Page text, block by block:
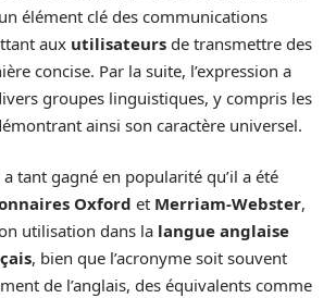
élément clé des communications
aux utilisateurs de transmettre des
concise. Par la suite, l’expression a
groupes linguistiques, y compris les
ainsi son caractère universel.
a tant gagné en popularité qu’il a été
Oxford et Merriam-Webster,
utilisation dans la langue anglaise
, bien que l’acronyme soit souvent
de l’anglais, des équivalents comme